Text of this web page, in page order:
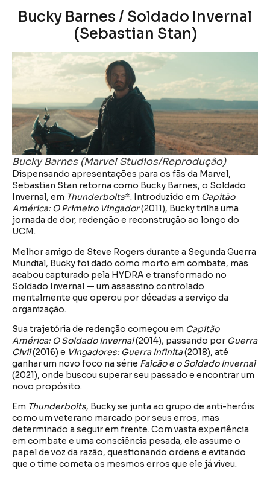
Bucky Barnes / Soldado Invernal
(Sebastian Stan)
Bucky Barnes (Marvel Studios/Reprodução)
Dispensando apresentações para os fãs da Marvel,
Sebastian Stan retorna como Bucky Barnes, o Soldado
Invernal, em Thunderbolts*. Introduzido em Capitão
América: O Primeiro Vingador(2011), Bucky trilha uma
jornada de dor, redenção e reconstrução ao longo do
UCM.
Melhor amigo de Steve Rogers durante a Segunda Guerra
Mundial, Bucky foi dado como morto em combate, mas
acabou capturado pela HYDRA e transformado no
Soldado Invernal — um assassino controlado
mentalmente que operou por décadas a serviço da
organização.
Sua trajetória de redenção começou em Capitão
América: O Soldado Invernal(2014), passando por Guerra
Civil(2016) e Vingadores: Guerra Infinita(2018), até
ganhar um novo foco na série Falcão e o Soldado Invernal
(2021), onde buscou superar seu passado e encontrar um
novo propósito.
Em Thunderbolts, Bucky se junta ao grupo de anti-heróis
como um veterano marcado por seus erros, mas
determinado a seguir em frente. Com vasta experiência
em combate e uma consciência pesada, ele assume o
papel de voz da razão, questionando ordens e evitando
que o time cometa os mesmos erros que ele já viveu.